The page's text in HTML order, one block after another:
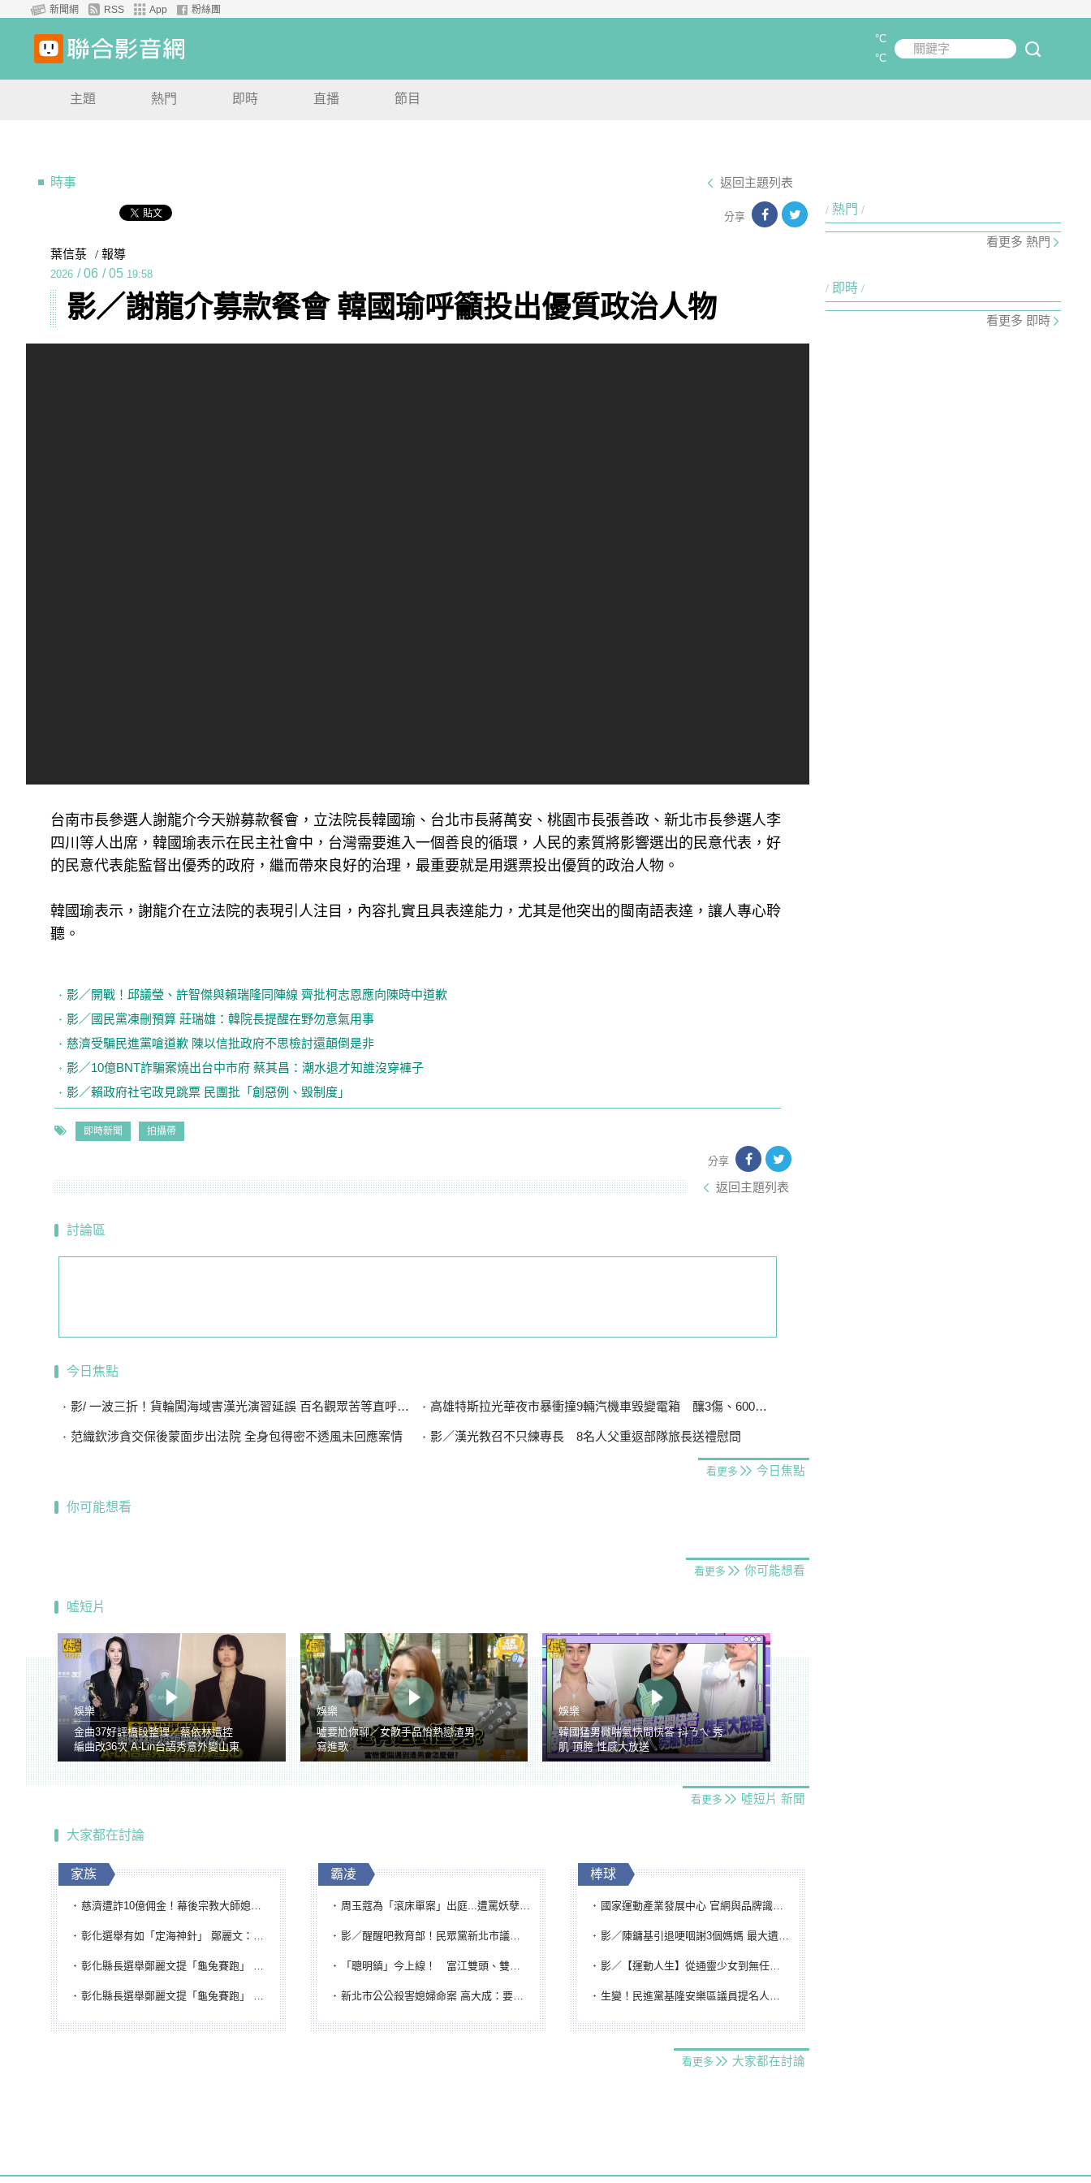
新聞網 RSS App 粉絲團
關鍵字
°C
°C
主題 熱門 即時 直播 節目
時事 返回主題列表
分享
葉信菉 / 報導
2026 / 06 / 05 19:58
影／謝龍介募款餐會 韓國瑜呼籲投出優質政治人物
台南市長參選人謝龍介今天辦募款餐會，立法院長韓國瑜、台北市長蔣萬安、桃園市長張善政、新北市長參選人李
四川等人出席，韓國瑜表示在民主社會中，台灣需要進入一個善良的循環，人民的素質將影響選出的民意代表，好
的民意代表能監督出優秀的政府，繼而帶來良好的治理，最重要就是用選票投出優質的政治人物。
韓國瑜表示，謝龍介在立法院的表現引人注目，內容扎實且具表達能力，尤其是他突出的閩南語表達，讓人專心聆
聽。
影／開戰！邱議瑩、許智傑與賴瑞隆同陣線 齊批柯志恩應向陳時中道歉
影／國民黨凍刪預算 莊瑞雄：韓院長提醒在野勿意氣用事
慈濟受騙民進黨嗆道歉 陳以信批政府不思檢討還顛倒是非
影／10億BNT詐騙案燒出台中市府 蔡其昌：潮水退才知誰沒穿褲子
影／賴政府社宅政見跳票 民團批「創惡例、毀制度」
即時新聞 拍攝帶
分享
返回主題列表
討論區
今日焦點
影/ 一波三折！貨輪闖海域害漢光演習延誤 百名觀眾苦等直呼可惜 高雄特斯拉光華夜市暴衝撞9輛汽機車毀變電箱 釀3傷、600戶停電
范織欽涉貪交保後蒙面步出法院 全身包得密不透風未回應案情 影／漢光教召不只練專長 8名人父重返部隊旅長送禮慰問
看更多 今日焦點
你可能想看
看更多 你可能想看
噓短片
娛樂
金曲37好評橋段整理／蔡依林遭控
編曲改36次 A-Lin台語秀意外變山東
腔
娛樂
噓要尬你聊／女歌手品怡熱戀渣男
寫進歌
娛樂
韓國猛男微喘氣快問快答 抖ㄋㄟ 秀
肌 頂胯 性感大放送
看更多 噓短片 新聞
大家都在討論
家族
慈濟遭詐10億佣金！幕後宗教大師媳婦獲100萬交保...快步奔離不發一語
彰化選舉有如「定海神針」 鄭麗文：傾全黨之力讓彰化贏
彰化縣長選舉鄭麗文提「龜兔賽跑」 綠營、無黨籍忙否認是烏龜
彰化縣長選舉鄭麗文提「龜兔賽跑」 綠營、無黨籍忙否認是烏龜
霸凌
周玉蔻為「滾床單案」出庭...遭罵妖孽下地獄 張淑娟批：舌頭殺人有罪
影／醒醒吧教育部！民眾黨新北市議員參選人提出校園反毒防線升級政見
「聰明鎮」今上線！ 富江雙頭、雙一、人頭氣球全登場
新北市公公殺害媳婦命案 高大成：要害殺多刀顯示怨恨深
棒球
國家運動產業發展中心 官網與品牌識別標誌重磅啟用
影／陳鏞基引退哽咽謝3個媽媽 最大遺憾無緣大聯盟
影／【運動人生】從通靈少女到無任所大使 劉柏君女裁判人生國際發光
生變！民進黨基隆安樂區議員提名人黃永翔突被除名 將另提他人
看更多 大家都在討論
熱門
看更多 熱門
即時
看更多 即時